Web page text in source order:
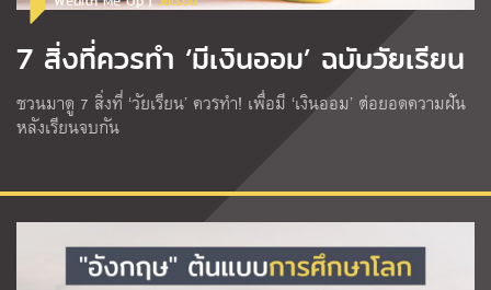
7 สิ่งที่ควรทำ ‘มีเงินออม’ ฉบับวัยเรียน
ชวนมาดู 7 สิ่งที่ ‘วัยเรียน’ ควรทำ! เพื่อมี ‘เงินออม’ ต่อยอดความฝัน
หลังเรียนจบกัน